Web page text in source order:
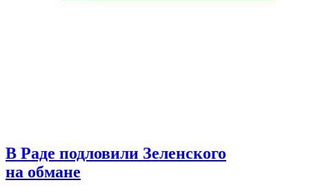
В Раде подловили Зеленского
на обмане